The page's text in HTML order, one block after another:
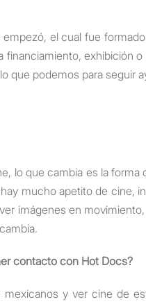
el cual fue
financiamiento,
que podemos para seguir
lo que cambia es la
mucho apetito de cine,
imágenes en
contacto con Hot Docs?
y ver cine de